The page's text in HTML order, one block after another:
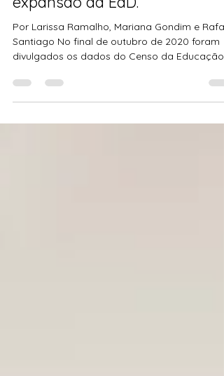
Nota sobre o Censo da
Educação Superior 2019 - a
expansão da EaD.
Por Larissa Ramalho, Mariana Gondim e
divulgados os dados do Censo da Educação
Superior...